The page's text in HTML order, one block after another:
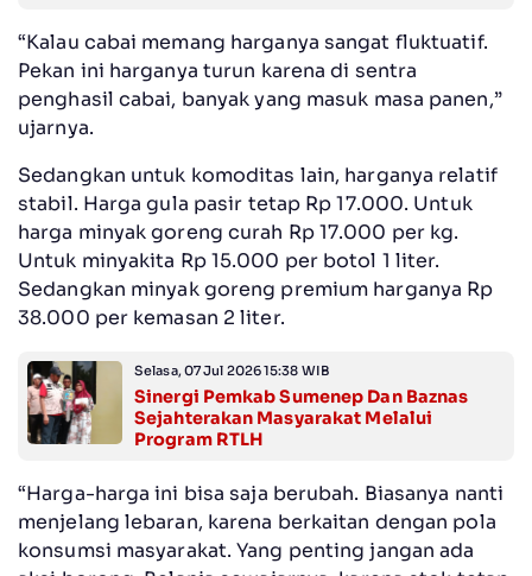
“Kalau cabai memang harganya sangat fluktuatif.
Pekan ini harganya turun karena di sentra
penghasil cabai, banyak yang masuk masa panen,”
ujarnya.
Sedangkan untuk komoditas lain, harganya relatif
stabil. Harga gula pasir tetap Rp 17.000. Untuk
harga minyak goreng curah Rp 17.000 per kg.
Untuk minyakita Rp 15.000 per botol 1 liter.
Sedangkan minyak goreng premium harganya Rp
38.000 per kemasan 2 liter.
Selasa, 07 Jul 2026 15:38 WIB
Sinergi Pemkab Sumenep Dan Baznas
Sejahterakan Masyarakat Melalui
Program RTLH
“Harga-harga ini bisa saja berubah. Biasanya nanti
menjelang lebaran, karena berkaitan dengan pola
konsumsi masyarakat. Yang penting jangan ada